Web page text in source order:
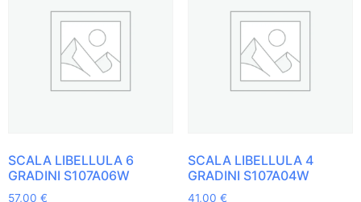
SCALA LIBELLULA 6
GRADINI S107A06W
57,00 €
SCALA LIBELLULA 4
GRADINI S107A04W
41,00 €